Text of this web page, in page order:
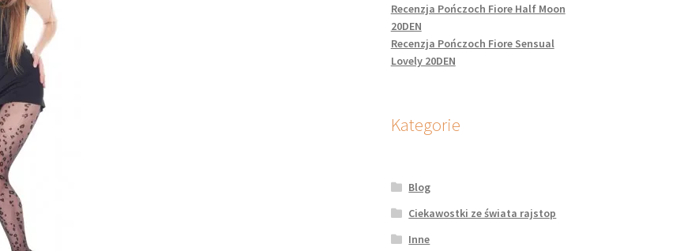
Recenzja Pończoch Fiore Half Moon
20DEN
Recenzja Pończoch Fiore Sensual
Lovely 20DEN
Kategorie
Blog
Ciekawostki ze świata rajstop
Inne